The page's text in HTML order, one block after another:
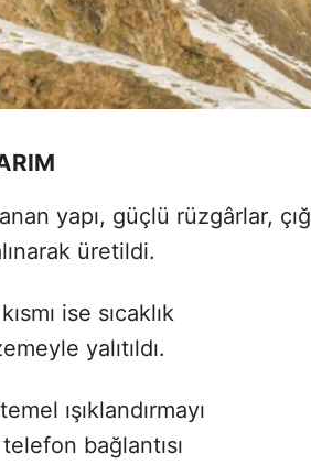
yapı, güçlü rüzgârlar, çığ
üretildi.
ise sıcaklık
yalıtıldı.
ışıklandırmayı
telefon bağlantısı